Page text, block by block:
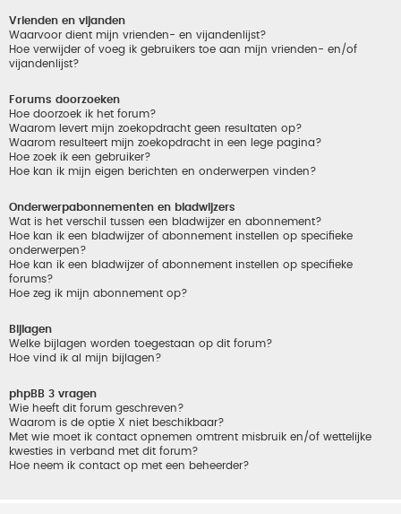
Vrienden en vijanden
Waarvoor dient mijn vrienden- en vijandenlijst?
Hoe verwijder of voeg ik gebruikers toe aan mijn vrienden- en/of
vijandenlijst?
Forums doorzoeken
Hoe doorzoek ik het forum?
Waarom levert mijn zoekopdracht geen resultaten op?
Waarom resulteert mijn zoekopdracht in een lege pagina?
Hoe zoek ik een gebruiker?
Hoe kan ik mijn eigen berichten en onderwerpen vinden?
Onderwerpabonnementen en bladwijzers
Wat is het verschil tussen een bladwijzer en abonnement?
Hoe kan ik een bladwijzer of abonnement instellen op specifieke
onderwerpen?
Hoe kan ik een bladwijzer of abonnement instellen op specifieke
forums?
Hoe zeg ik mijn abonnement op?
Bijlagen
Welke bijlagen worden toegestaan op dit forum?
Hoe vind ik al mijn bijlagen?
phpBB 3 vragen
Wie heeft dit forum geschreven?
Waarom is de optie X niet beschikbaar?
Met wie moet ik contact opnemen omtrent misbruik en/of wettelijke
kwesties in verband met dit forum?
Hoe neem ik contact op met een beheerder?